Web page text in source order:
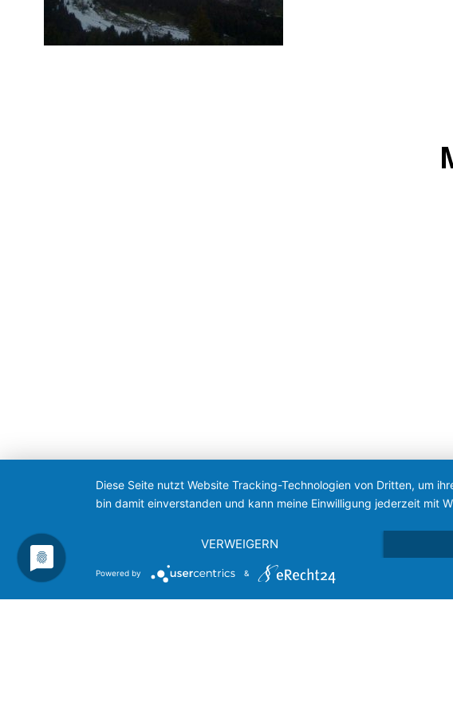
Diese Seite nutzt Website Tracking-Technologien von Dritten, um
bin damit einverstanden und kann meine Einwilligung jederzeit mit
VERWEIGERN
Powered by &